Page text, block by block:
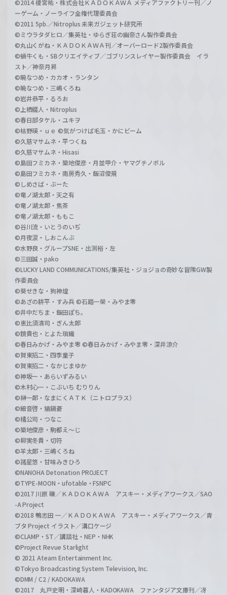
©2014 榎宮祐・株式会社ＫＡＤＯＫＡＷＡ メディアファクトリー刊／ノ
ーゲーム・ノーライフ全権代理委員会
©2011 5pb.／Nitroplus 未来ガジェット研究所
©ミウラタダヒロ／集英社・ゆらぎ荘の幽奈さん製作委員会
©丸山くがね・ＫＡＤＯＫＡＷＡ刊／オーバーロード2製作委員会
©蝸牛くも・SBクリエイティブ／ゴブリンスレイヤー製作委員会 イラ
スト／神奈月昇
©暁なつめ・カカオ・ランタン
©暁なつめ・三嶋くろね
©岩井恭平・るろお
©上栖綴人・Nitroplus
©春日部タケル・ユキヲ
©枯野瑛・ｕｅ ©気がつけば毛玉・かにビーム
©久慈マサムネ・平つくね
©久慈マサムネ・Hisasi
©島田フミカネ・築地俊彦・月並甲介・ヤマグチノボル
©島田フミカネ・南房秀久・飯沼俊規
©しめさば・ぶーた
©竜ノ湖太郎・天之有
©竜ノ湖太郎・焦茶
©竜ノ湖太郎・ももこ
©谷川流・いとうのいぢ
©月夜涙・しおこんぶ
©水野良・グループSNE・出渕裕・左
©三田誠・pako
©LUCKY LAND COMMUNICATIONS/集英社・ジョジョの奇妙な冒険GW製
作委員会
©葵せきな・狗神煌
©あざの耕平・すみ兵 ©石踏一榮・みやま零
©井中だちま・飯田ぽち。
©恵比須清司・ぎん太郎
©鏡貴也・とよた瑣織
©春日みかげ・みやま零 ©春日みかげ・みやま零・深井涼介
©賀東招二・四季童子
©賀東招二・なかじまゆか
©神坂一・あらいずみるい
©木村心一・こぶいち むりりん
©榊一郎・なまにくＡＴＫ（ニトロプラス）
©細音啓・猫鍋蒼
©橘公司・つなこ
©築地俊彦・駒都え～じ
©柳実冬貴・切符
©羊太郎・三嶋くろね
©諸星悠・甘味みきひろ
©NANOHA Detonation PROJECT
©TYPE-MOON・ufotable・FSNPC
©2017 川原 礫／ＫＡＤＯＫＡＷＡ アスキー・メディアワークス／SAO
-A Project
©2018 鴨志田 一／ＫＡＤＯＫＡＷＡ アスキー・メディアワークス／青
ブタ Project イラスト／溝口ケージ
©CLAMP・ST／講談社・NEP・NHK
©Project Revue Starlight
© 2021 Ateam Entertainment Inc.
©Tokyo Broadcasting System Television, Inc.
©DMM / C2 / KADOKAWA
©2017 丸戸史明・深崎暮人・KADOKAWA ファンタジア文庫刊／冴